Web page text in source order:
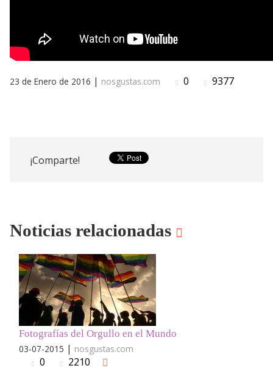
23 de Enero de 2016 | nosgustas.com 0 9377
¡Comparte!
Noticias relacionadas
Fotografías del Orgullo en el Mundo
03-07-2015 | nosgustas.com
0 2210